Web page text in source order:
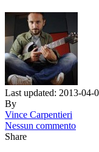
Last updated: 2013-04-
By
Vince Carpentieri
Nessun commento
Share